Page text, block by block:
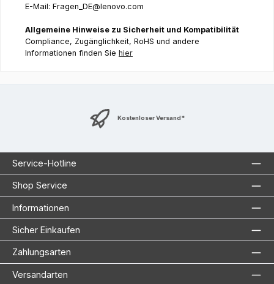
E-Mail: Fragen_DE@lenovo.com
Allgemeine Hinweise zu Sicherheit und Kompatibilität
Compliance, Zugänglichkeit, RoHS und andere
Informationen finden Sie hier
Kostenloser Versand*
Service-Hotline
Shop Service
Informationen
Sicher Einkaufen
Zahlungsarten
Versandarten